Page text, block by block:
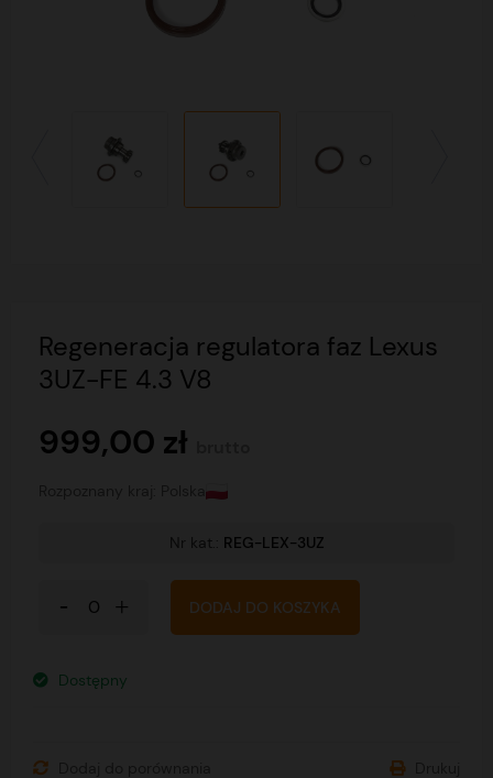
Regeneracja regulatora faz Lexus
3UZ-FE 4.3 V8
999,00 zł
Nr kat.: REG-LEX-3UZ
DODAJ DO KOSZYKA
Dostępny